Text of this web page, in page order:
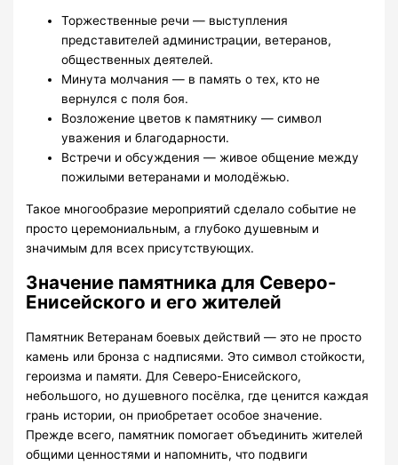
Торжественные речи — выступления
представителей администрации, ветеранов,
общественных деятелей.
Минута молчания — в память о тех, кто не
вернулся с поля боя.
Возложение цветов к памятнику — символ
уважения и благодарности.
Встречи и обсуждения — живое общение между
пожилыми ветеранами и молодёжью.
Такое многообразие мероприятий сделало событие не
просто церемониальным, а глубоко душевным и
значимым для всех присутствующих.
Значение памятника для Северо-
Енисейского и его жителей
Памятник Ветеранам боевых действий — это не просто
камень или бронза с надписями. Это символ стойкости,
героизма и памяти. Для Северо-Енисейского,
небольшого, но душевного посёлка, где ценится каждая
грань истории, он приобретает особое значение.
Прежде всего, памятник помогает объединить жителей
общими ценностями и напомнить, что подвиги